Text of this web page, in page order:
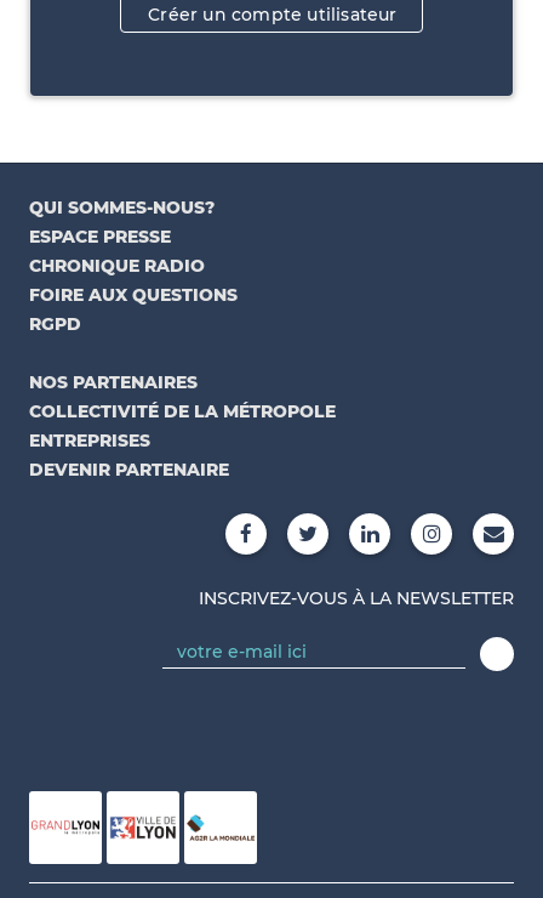
Créer un compte utilisateur
QUI SOMMES-NOUS?
ESPACE PRESSE
CHRONIQUE RADIO
FOIRE AUX QUESTIONS
RGPD
NOS PARTENAIRES
COLLECTIVITÉ DE LA MÉTROPOLE
ENTREPRISES
DEVENIR PARTENAIRE
INSCRIVEZ-VOUS À LA NEWSLETTER